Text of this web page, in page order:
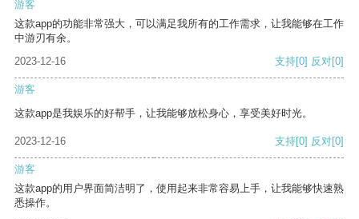
游客
这款app的功能非常强大，可以满足我所有的工作需求，让我能够在工作
中游刃有余。
2023-12-16
支持[0] 反对[0]
游客
这款app是我娱乐的好帮手，让我能够放松身心，享受美好时光。
2023-12-16 支持[0] 反对[0]
游客
这款app的用户界面简洁明了，使用起来非常容易上手，让我能够快速熟
悉操作。